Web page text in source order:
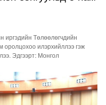
иргэдийн Төлөөлөгчдийн
илэрхийллээ гэж
Эдгээрт: Монгол